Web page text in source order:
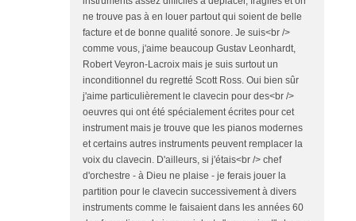
ne trouve pas à en louer partout qui soient de belle
facture et de bonne qualité sonore. Je suis<br />
comme vous, j'aime beaucoup Gustav Leonhardt,
Robert Veyron-Lacroix mais je suis surtout un
inconditionnel du regretté Scott Ross. Oui bien sûr
j'aime particulièrement le clavecin pour des<br />
oeuvres qui ont été spécialement écrites pour cet
instrument mais je trouve que les pianos modernes
et certains autres instruments peuvent remplacer la
voix du clavecin. D'ailleurs, si j'étais<br /> chef
d'orchestre - à Dieu ne plaise - je ferais jouer la
partition pour le clavecin successivement à divers
instruments comme le faisaient dans les années 60